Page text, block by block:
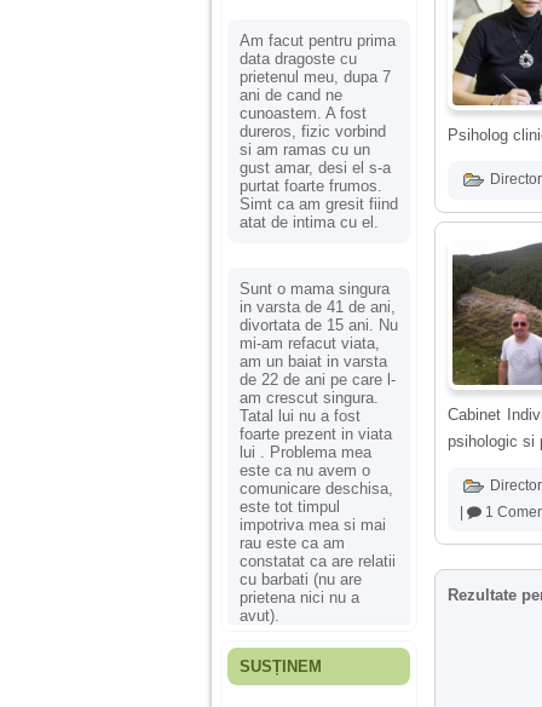
Am facut pentru prima
data dragoste cu
prietenul meu, dupa 7
ani de cand ne
cunoastem. A fost
dureros, fizic vorbind
si am ramas cu un
gust amar, desi el s-a
purtat foarte frumos.
Simt ca am gresit fiind
atat de intima cu el.
Sunt o mama singura
in varsta de 41 de ani,
divortata de 15 ani. Nu
mi-am refacut viata,
am un baiat in varsta
de 22 de ani pe care l-
am crescut singura.
Tatal lui nu a fost
foarte prezent in viata
lui . Problema mea
este ca nu avem o
comunicare deschisa,
este tot timpul
impotriva mea si mai
rau este ca am
constatat ca are relatii
cu barbati (nu are
prietena nici nu a
avut).
Fiica mea s-a nascut
SUSȚINEM
Psiholog
Cabinet
psihologic si
1
Rezultate